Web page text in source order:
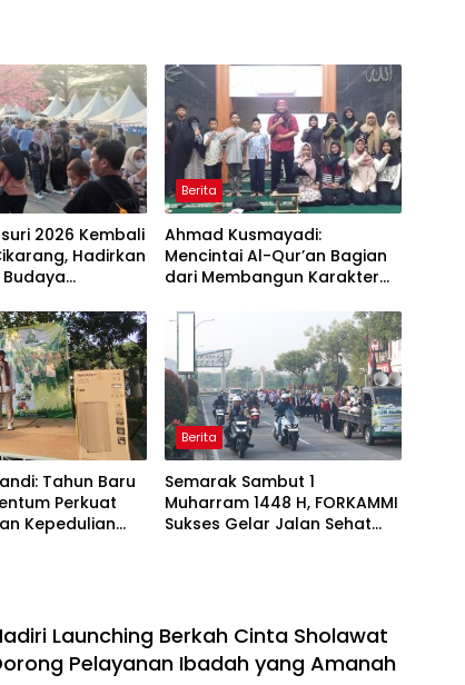
2026 Kembali
Hadirkan
Berita
Ahmad Kusmayadi:
Mencintai Al-Qur’an Bagian
dari Membangun Karakter
Tahun Baru
Perkuat
Kepedulian
Berita
Semarak Sambut 1
Muharram 1448 H, FORKAMMI
Sukses Gelar Jalan Sehat
Launching Berkah Cinta Sholawat
Pelayanan Ibadah yang Amanah